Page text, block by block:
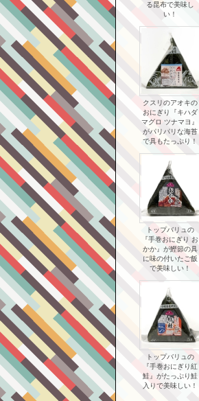
る昆布で美味し
い！
クスリのアオキの
おにぎり『キハダ
マグロ ツナマヨ』
がパリパリな海苔
で具もたっぷり！
トップバリュの
『手巻おにぎり お
かか』が鰹節の具
に味の付いたご飯
で美味しい！
トップバリュの
『手巻おにぎり紅
鮭』がたっぷり鮭
入りで美味しい！